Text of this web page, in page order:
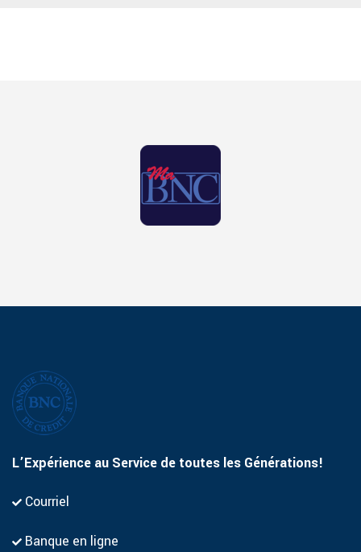
L’Expérience au Service de toutes les Générations!
Courriel
Banque en ligne